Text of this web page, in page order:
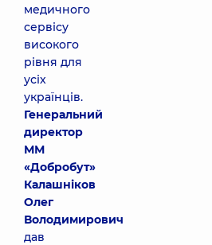
медичного
сервісу
високого
рівня для
усіх
українців.
Генеральний
директор
ММ
«Добробут»
Калашніков
Олег
Володимирович
дав